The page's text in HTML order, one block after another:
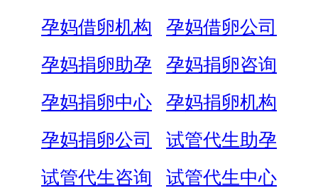
孕妈借卵机构
孕妈借卵公司
孕妈捐卵助孕
孕妈捐卵咨询
孕妈捐卵中心
孕妈捐卵机构
孕妈捐卵公司
试管代生助孕
试管代生咨询
试管代生中心